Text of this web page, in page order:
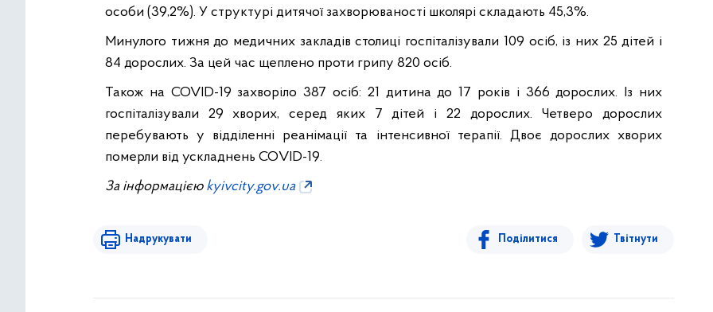
особи (39,2%). У структурі дитячої захворюваності школярі складають 45,3%.
Минулого тижня до медичних закладів столиці госпіталізували 109 осіб, із них 25 дітей і
84 дорослих. За цей час щеплено проти грипу 820 осіб.
Також на COVID-19 захворіло 387 осіб: 21 дитина до 17 років і 366 дорослих. Із них
госпіталізували 29 хворих, серед яких 7 дітей і 22 дорослих. Четверо дорослих
перебувають у відділенні реанімації та інтенсивної терапії. Двоє дорослих хворих
померли від ускладнень СОVID-19.
За інформацієюkyivcity.gov.ua
Надрукувати Поділитися Твітнути